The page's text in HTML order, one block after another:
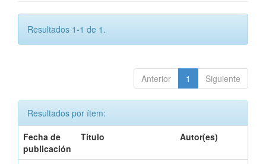
Resultados 1-1 de 1.
Anterior 1 Siguiente
Resultados por ítem:
Fecha de
publicación
Título Autor(es)